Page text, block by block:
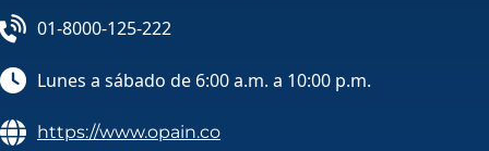
01-8000-125-222
Lunes a sábado de 6:00 a.m. a 10:00 p.m.
https://www.opain.co